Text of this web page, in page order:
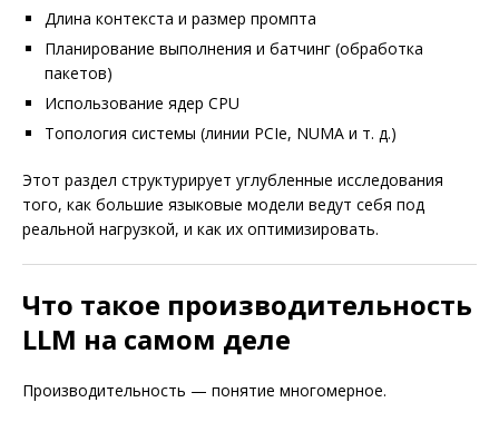
Длина контекста и размер промпта
Планирование выполнения и батчинг (обработка
пакетов)
Использование ядер CPU
Топология системы (линии PCIe, NUMA и т. д.)
Этот раздел структурирует углубленные исследования
того, как большие языковые модели ведут себя под
реальной нагрузкой, и как их оптимизировать.
Что такое производительность
LLM на самом деле
Производительность — понятие многомерное.